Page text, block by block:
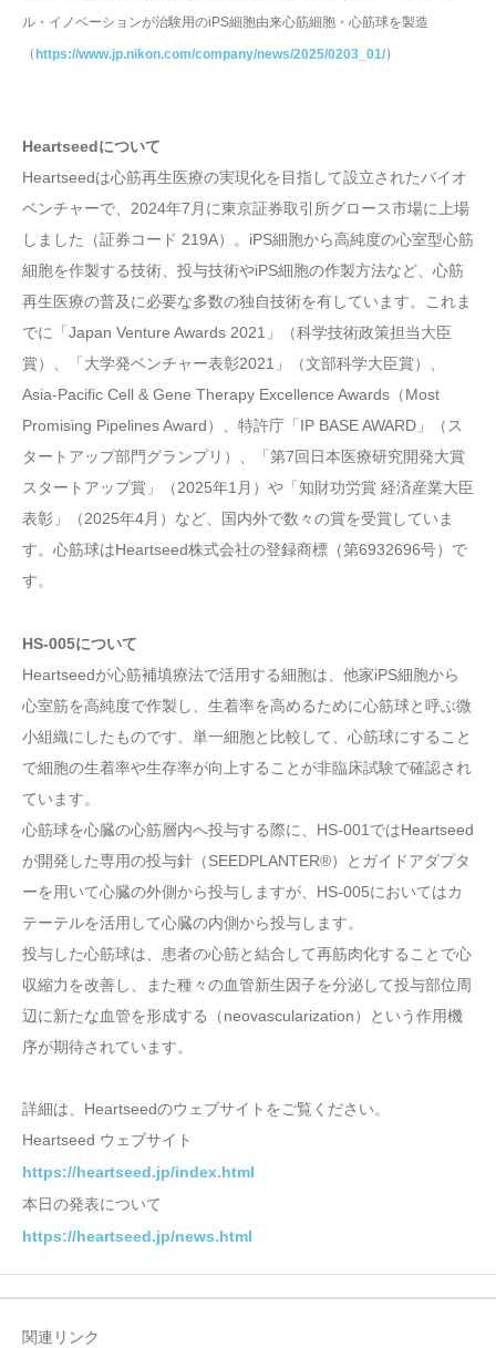
ル・イノベーションが治験用のiPS細胞由来心筋細胞・心筋球を製造
（https://www.jp.nikon.com/company/news/2025/0203_01/）
Heartseedについて
Heartseedは心筋再生医療の実現化を目指して設立されたバイオ
ベンチャーで、2024年7月に東京証券取引所グロース市場に上場
しました（証券コード 219A）。iPS細胞から高純度の心室型心筋
細胞を作製する技術、投与技術やiPS細胞の作製方法など、心筋
再生医療の普及に必要な多数の独自技術を有しています。これま
でに「Japan Venture Awards 2021」（科学技術政策担当大臣
賞）、「大学発ベンチャー表彰2021」（文部科学大臣賞）、
Asia-Pacific Cell & Gene Therapy Excellence Awards（Most
Promising Pipelines Award）、特許庁「IP BASE AWARD」（ス
タートアップ部門グランプリ）、「第7回日本医療研究開発大賞
スタートアップ賞」（2025年1月）や「知財功労賞 経済産業大臣
表彰」（2025年4月）など、国内外で数々の賞を受賞していま
す。心筋球はHeartseed株式会社の登録商標（第6932696号）で
す。
HS-005について
Heartseedが心筋補填療法で活用する細胞は、他家iPS細胞から
心室筋を高純度で作製し、生着率を高めるために心筋球と呼ぶ微
小組織にしたものです。単一細胞と比較して、心筋球にすること
で細胞の生着率や生存率が向上することが非臨床試験で確認され
ています。
心筋球を心臓の心筋層内へ投与する際に、HS-001ではHeartseed
が開発した専用の投与針（SEEDPLANTER®）とガイドアダプタ
ーを用いて心臓の外側から投与しますが、HS-005においてはカ
テーテルを活用して心臓の内側から投与します。
投与した心筋球は、患者の心筋と結合して再筋肉化することで心
収縮力を改善し、また種々の血管新生因子を分泌して投与部位周
辺に新たな血管を形成する（neovascularization）という作用機
序が期待されています。
詳細は、Heartseedのウェブサイトをご覧ください。
Heartseed ウェブサイト
https://heartseed.jp/index.html
本日の発表について
https://heartseed.jp/news.html
関連リンク